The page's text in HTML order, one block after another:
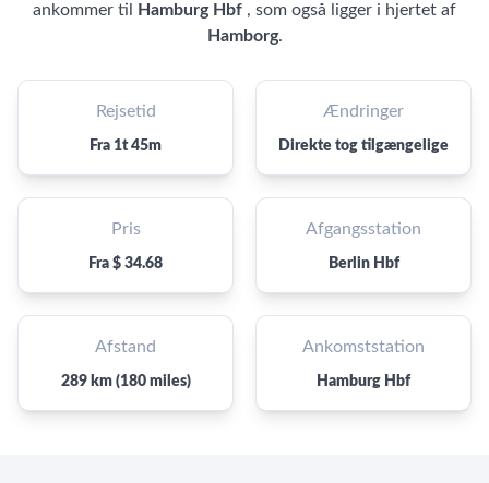
ankommer til
Hamburg Hbf , som også ligger i hjertet af
Hamborg.
Rejsetid
Fra 1t 45m
Pris
Fra $ 34.68
Afstand
289 km (180 miles)
Ændringer
Direkte tog tilgængelige
Afgangsstation
Berlin Hbf
Ankomststation
Hamburg Hbf